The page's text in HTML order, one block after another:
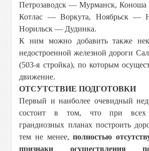
Петрозаводск — Мурманск, Коноша
Котлас — Воркута, Ноябрьск —
Норильск — Дудинка.
К ним можно добавить также
недостроенной железной дороги
(503-я стройка), по которым
движение.
ОТСУТСТВИЕ ПОДГОТОВКИ
Первый и наиболее очевидный
состоит в том, что при всех
грандиозных планах построить
тем не менее,полностью
признаки осуществления